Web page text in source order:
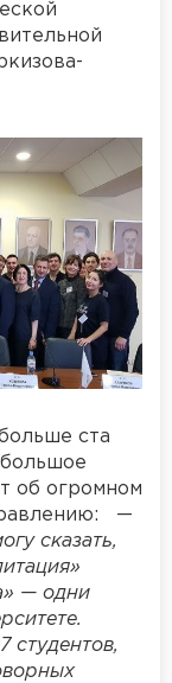
ста
об огромном
—
сказать,
— одни
студентов,